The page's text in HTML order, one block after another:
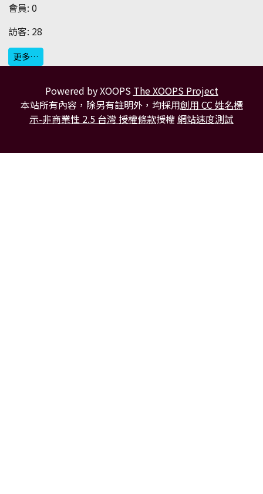
會員: 0
訪客: 28
更多…
Powered by XOOPS The XOOPS Project
本站所有內容，除另有註明外，均採用創用 CC 姓名標
示-非商業性 2.5 台灣 授權條款授權網站速度測試